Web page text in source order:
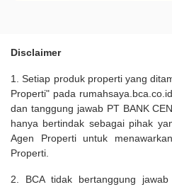
Disclaimer
1. Setiap produk properti yang
Properti" pada
dan tanggung jawab PT BANK
hanya bertindak sebagai pihak
Agen Properti untuk
Properti.
2. BCA tidak bertanggung